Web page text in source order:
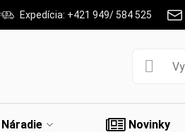
Expedícia: +421 949/ 584 525
Náradie Novinky